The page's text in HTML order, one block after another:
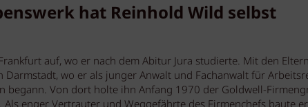
hat Reinhold Wild selbst
auf, wo er nach dem Abitur Jura studierte. Mit den
wo er als junger Anwalt und Fachanwalt für
begann. Von dort holte ihn Anfang 1970 der Goldwell-